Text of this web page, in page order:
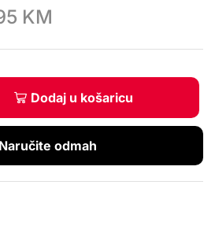
KM
Dodaj u košaricu
Naručite odmah